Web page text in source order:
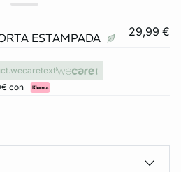
ESTAMPADA 29,99 €
con